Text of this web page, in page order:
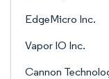
EdgeMicro Inc.
Vapor IO Inc.
Cannon